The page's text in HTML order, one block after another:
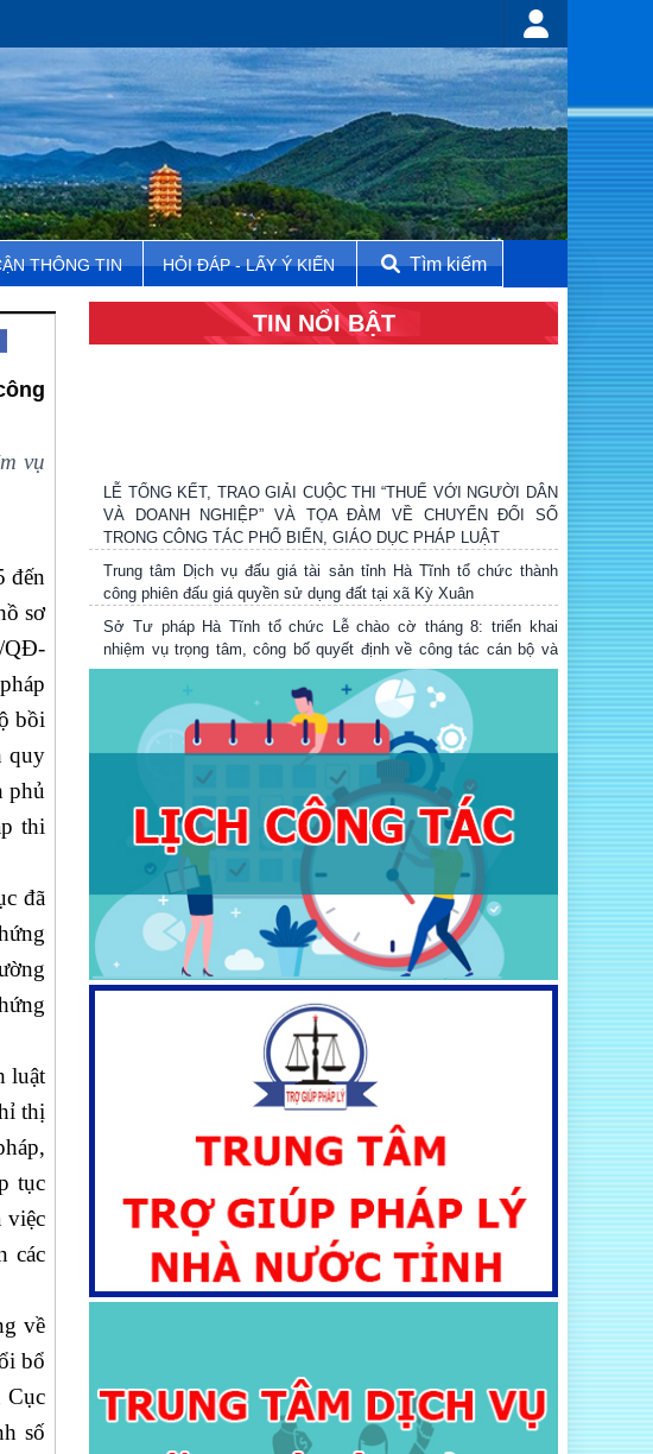
THÔNG TIN HỎI ĐÁP - LẤY Ý KIẾN Tìm kiếm
vụ
đến
sơ
QĐ-
bồi
quy
phủ
thi
đã
luật
thị
tục
việc
các
về
bổ
Cục
số
TIN NỔI BẬT
VÀ DOANH NGHIỆP” VÀ TỌA ĐÀM VỀ CHUYỂN ĐỔI SỐ
TRONG CÔNG TÁC PHỔ BIẾN, GIÁO DỤC PHÁP LUẬT
Trung tâm Dịch vụ đấu giá tài sản tỉnh Hà Tĩnh tổ chức thành
công phiên đấu giá quyền sử dụng đất tại xã Kỳ Xuân
Sở Tư pháp Hà Tĩnh tổ chức Lễ chào cờ tháng 8: triển khai
nhiệm vụ trọng tâm, công bố quyết định về công tác cán bộ và
quán triệt các quy định mới của Trung ương
Chính sách nổi bật có hiệu lực từ tháng 8
Sở Tư pháp ký kết Bản ghi nhớ hợp tác với Trung tâm Trọng tài
Quốc tế Việt Nam và tổ chức Hội nghị tập huấn về kỹ năng soạn
thảo, đàm phán, ký kết hợp đồng, giải quyết tranh chấp phát sinh